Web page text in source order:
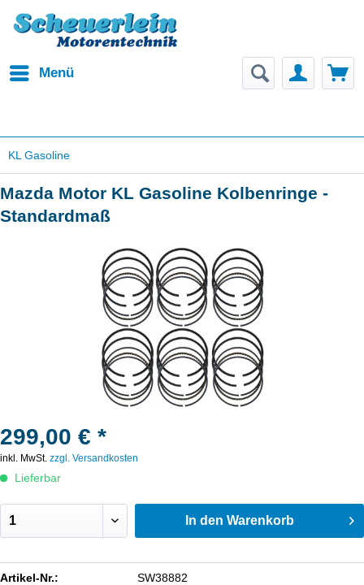
Menü
KL Gasoline
Mazda Motor KL Gasoline Kolbenringe -
Standardmaß
299,00 € *
inkl. MwSt. zzgl. Versandkosten
Lieferbar
In den Warenkorb
Artikel-Nr.: SW38882